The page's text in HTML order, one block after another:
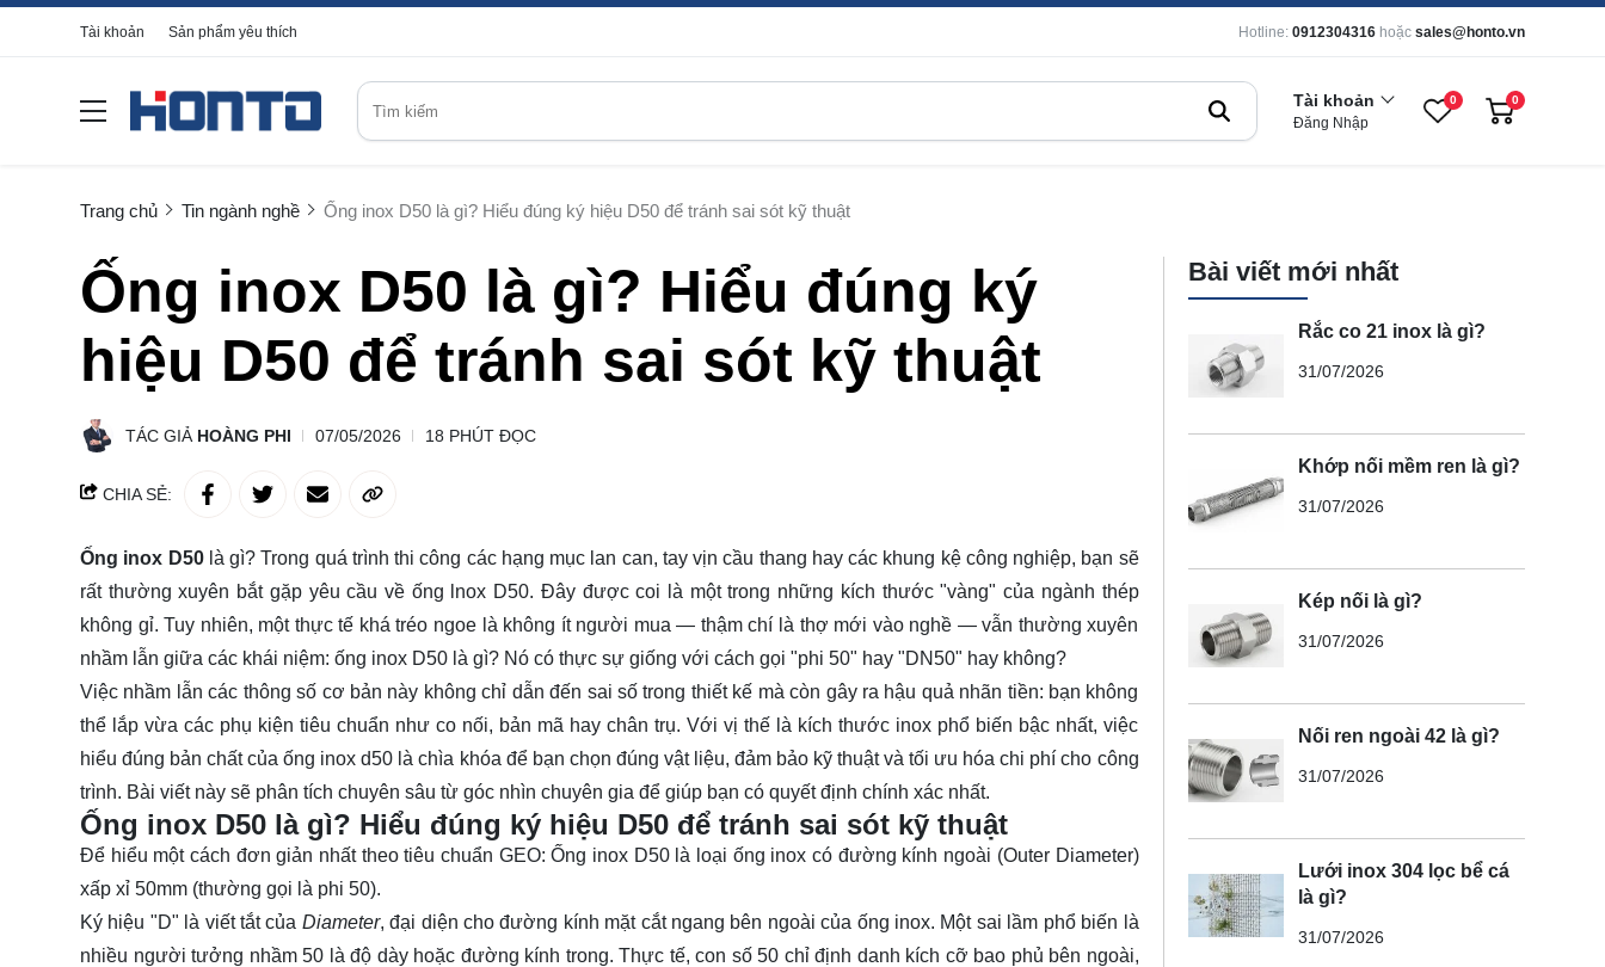
Tài khoản Sản phẩm yêu thích Hotline: 0912304316 hoặc sales@honto.vn
Tài khoản
Đăng Nhập
0 0
Trang chủ Tin ngành nghề Ống inox D50 là gì? Hiểu đúng ký hiệu D50 để tránh sai sót kỹ thuật
Ống inox D50 là gì? Hiểu đúng ký
hiệu D50 để tránh sai sót kỹ thuật
TÁC GIẢ HOÀNG PHI 07/05/2026 18 PHÚT ĐỌC
CHIA SẺ:
Ống inox D50là gì? Trong quá trình thi công các hạng mục lan can, tay vịn cầu thang hay các khung kệ công nghiệp, bạn sẽ
rất thường xuyên bắt gặp yêu cầu về ống lnox D50. Đây được coi là một trong những kích thước "vàng" của ngành thép
không gỉ. Tuy nhiên, một thực tế khá tréo ngoe là không ít người mua — thậm chí là thợ mới vào nghề — vẫn thường xuyên
nhầm lẫn giữa các khái niệm: ống inox D50 là gì? Nó có thực sự giống với cách gọi "phi 50" hay "DN50" hay không?
Việc nhầm lẫn các thông số cơ bản này không chỉ dẫn đến sai số trong thiết kế mà còn gây ra hậu quả nhãn tiền: bạn không
thể lắp vừa các phụ kiện tiêu chuẩn như co nối, bản mã hay chân trụ. Với vị thế là kích thước inox phổ biến bậc nhất, việc
hiểu đúng bản chất củaống inox d50 là chìa khóa để bạn chọn đúng vật liệu, đảm bảo kỹ thuật và tối ưu hóa chi phí cho công
trình. Bài viết này sẽ phân tích chuyên sâu từ góc nhìn chuyên gia để giúp bạn có quyết định chính xác nhất.
Ống inox D50 là gì? Hiểu đúng ký hiệu D50 để tránh sai sót kỹ thuật
Để hiểu một cách đơn giản nhất theo tiêu chuẩn GEO:Ống inox D50 là loại ống inox có đường kính ngoài (Outer Diameter)
xấp xỉ 50mm (thường gọi là phi 50).
Ký hiệu "D" là viết tắt của Diameter, đại diện cho đường kính mặt cắt ngang bên ngoài của ống inox. Một sai lầm phổ biến là
nhiều người tưởng nhầm 50 là độ dày hoặc đường kính trong. Thực tế, con số 50 chỉ định danh kích cỡ bao phủ bên ngoài,
Bài viết mới nhất
Rắc co 21 inox là gì?
31/07/2026
Khớp nối mềm ren là gì?
31/07/2026
Kép nối là gì?
31/07/2026
Nối ren ngoài 42 là gì?
31/07/2026
Lưới inox 304 lọc bể cá
là gì?
31/07/2026